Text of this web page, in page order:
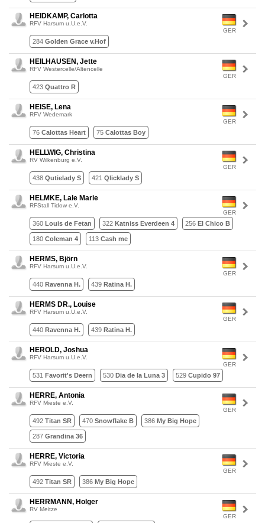
GER
HEIDKAMP, Carlotta
RFV Harsum u.U.e.V.
284 Golden Grace v.Hof
GER
HEILHAUSEN, Jette
RFV Westercelle/Altencelle
423 Quattro R
GER
HEISE, Lena
RFV Wedemark
76 Calottas Heart 75 Calottas Boy
GER
HELLWIG, Christina
RV Wilkenburg e.V.
438 Qutielady S 421 Qlicklady S
GER
HELMKE, Lale Marie
RFStall Tidow e.V.
360 Louis de Fetan 322 Katniss Everdeen 4 256 El Chico B
180 Coleman 4 113 Cash me
GER
HERMS, Björn
RFV Harsum u.U.e.V.
440 Ravenna H. 439 Ratina H.
GER
HERMS DR., Louise
RFV Harsum u.U.e.V.
440 Ravenna H. 439 Ratina H.
GER
HEROLD, Joshua
RFV Harsum u.U.e.V.
531 Favorit's Deern 530 Dia de la Luna 3 529 Cupido 97
GER
HERRE, Antonia
RFV Mieste e.V.
492 Titan SR 470 Snowflake B 386 My Big Hope
287 Grandina 36
GER
HERRE, Victoria
RFV Mieste e.V.
492 Titan SR 386 My Big Hope
GER
HERRMANN, Holger
RV Meitze